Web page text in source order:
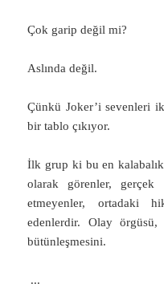
Çok garip değil mi?
Aslında değil.
Çünkü Joker’i sevenleri
bir tablo çıkıyor.
İlk grup ki bu en
olarak görenler, gerçek
etmeyenler, ortadaki
edenlerdir. Olay örgüsü,
bütünleşmesini.
...